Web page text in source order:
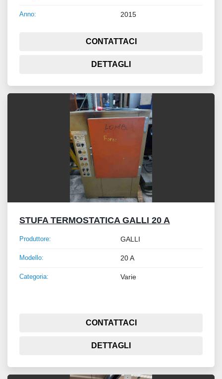
Anno: 2015
CONTATTACI
DETTAGLI
STUFA TERMOSTATICA GALLI 20 A
Produttore: GALLI
Modello: 20 A
Categoria: Varie
CONTATTACI
DETTAGLI